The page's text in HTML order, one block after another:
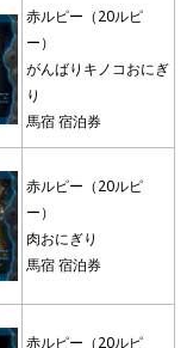
赤ルピー（20ルピ
ー）
がんばりキノコおにぎ
り
馬宿 宿泊券
赤ルピー（20ルピ
ー）
肉おにぎり
馬宿 宿泊券
赤ルピー（20ルピ